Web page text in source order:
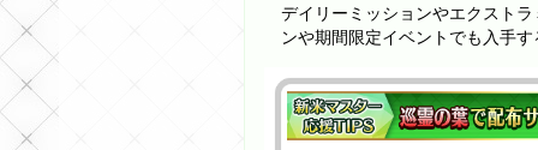
デイリーミッションやエクスト
ンや期間限定イベントでも入手